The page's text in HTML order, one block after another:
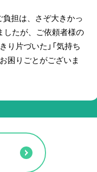
担は、さぞ大きかっ
したが、ご依頼者様の
片づいた」「気持ち
困りごとがございま